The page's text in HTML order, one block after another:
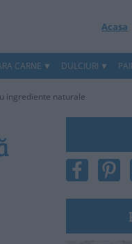
Acasa
CARNE DULCIURI
ingrediente naturale